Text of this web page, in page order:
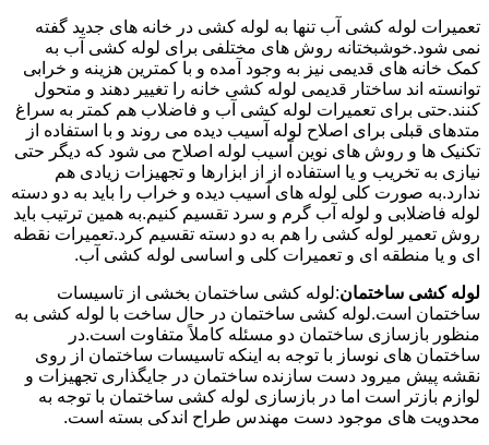
تعمیرات لوله کشی آب تنها به لوله کشی در خانه های جدید گفته
نمی شود.خوشبختانه روش های مختلفی برای لوله کشی آب به
کمک خانه های قدیمی نیز به وجود آمده و با کمترین هزینه و خرابی
توانسته اند ساختار قدیمی لوله کشی خانه را تغییر دهند و متحول
کنند.حتی برای تعمیرات لوله کشی آب و فاضلاب هم کمتر به سراغ
متدهای قبلی برای اصلاح لوله آسیب دیده می روند و با استفاده از
تکنیک ها و روش های نوین آسیب لوله اصلاح می شود که دیگر حتی
نیازی به تخریب و یا استفاده از از ابزارها و تجهیزات زیادی هم
ندارد.به صورت کلی لوله های آسیب دیده و خراب را باید به دو دسته
لوله فاضلابی و لوله آب گرم و سرد تقسیم کنیم.به همین ترتیب باید
روش تعمیر لوله کشی را هم به دو دسته تقسیم کرد.تعمیرات نقطه
ای و یا منطقه ای و تعمیرات کلی و اساسی لوله کشی آب.
لوله کشی ساختمان:لوله کشی ساختمان بخشی از تاسیسات
ساختمان است.لوله کشی ساختمان در حال ساخت با لوله کشی به
منظور بازسازی ساختمان دو مسئله کاملاً متفاوت است.در
ساختمان های نوساز با توجه به اینکه تاسیسات ساختمان از روی
نقشه پیش میرود دست سازنده ساختمان در جایگذاری تجهیزات و
لوازم بازتر است اما در بازسازی لوله کشی ساختمان با توجه به
محدویت های موجود دست مهندس طراح اندکی بسته است.